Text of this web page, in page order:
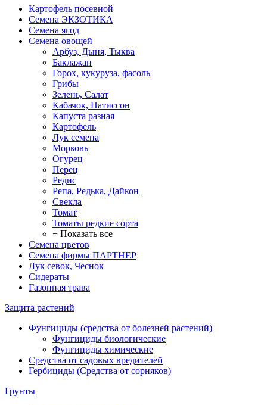
Картофель посевной
Семена ЭКЗОТИКА
Семена ягод
Семена овощей
Арбуз, Дыня, Тыква
Баклажан
Горох, кукуруза, фасоль
Грибы
Зелень, Салат
Кабачок, Патиссон
Капуста разная
Картофель
Лук семена
Морковь
Огурец
Перец
Редис
Репа, Редька, Дайкон
Свекла
Томат
Томаты редкие сорта
+ Показать все
Семена цветов
Семена фирмы ПАРТНЕР
Лук севок, Чеснок
Сидераты
Газонная трава
Защита растений
Фунгициды (средства от болезней растений)
Фунгициды биологические
Фунгициды химические
Средства от садовых вредителей
Гербициды (Средства от сорняков)
Грунты